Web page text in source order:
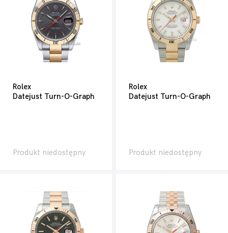
Rolex
Datejust Turn-O-Graph
Produkt niedostępny
Rolex
Datejust Turn-O-Graph
Produkt niedostępny